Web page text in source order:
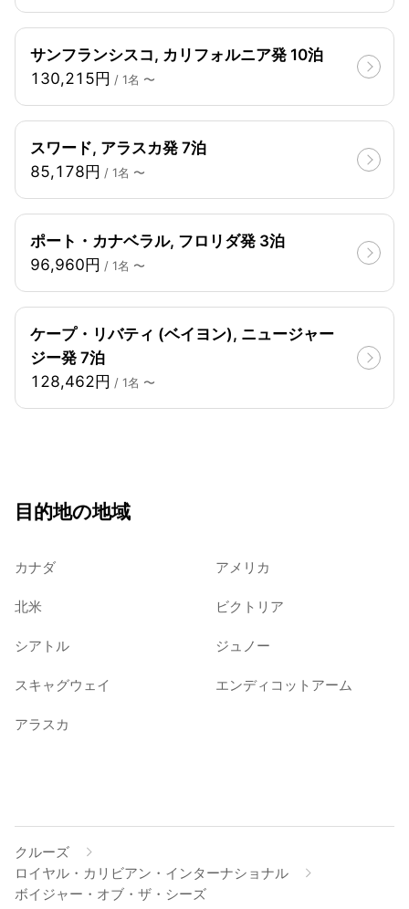
サンフランシスコ, カリフォルニア発 10泊
130,215円 / 1名 〜
スワード, アラスカ発 7泊
85,178円 / 1名 〜
ポート・カナベラル, フロリダ発 3泊
96,960円 / 1名 〜
ケープ・リバティ (ベイヨン), ニュージャー
ジー発 7泊
128,462円 / 1名 〜
目的地の地域
カナダ アメリカ
北米 ビクトリア
シアトル ジュノー
スキャグウェイ エンディコットアーム
アラスカ
クルーズ
ロイヤル・カリビアン・インターナショナル
ボイジャー・オブ・ザ・シーズ